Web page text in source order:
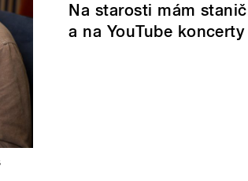
Na starosti mám
a na YouTube koncerty